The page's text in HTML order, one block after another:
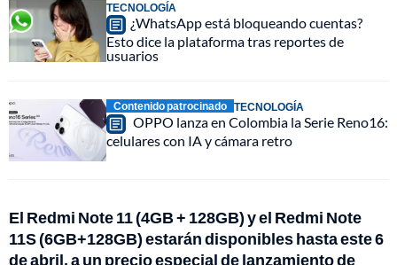
TECNOLOGÍA
¿WhatsApp está bloqueando cuentas?
Esto dice la plataforma tras reportes de
usuarios
Contenido patrocinado TECNOLOGÍA
OPPO lanza en Colombia la Serie Reno16:
celulares con IA y cámara retro
El Redmi Note 11 (4GB + 128GB) y el Redmi Note
11S (6GB+128GB) estarán disponibles hasta este 6
de abril, a un precio especial de lanzamiento de